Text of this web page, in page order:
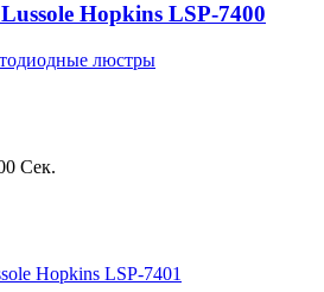
Hopkins LSP-7400
люстры
Сек.